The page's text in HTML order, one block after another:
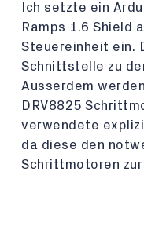
Ich setzte ein
Ramps 1.6 Shield
Steuereinheit ein.
Schnittstelle zu
Ausserdem
DRV8825
verwendete
da diese den
Schrittmotoren